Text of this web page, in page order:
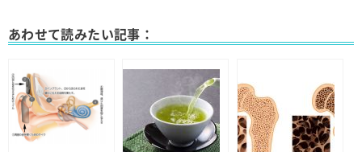
あわせて読みたい記事：